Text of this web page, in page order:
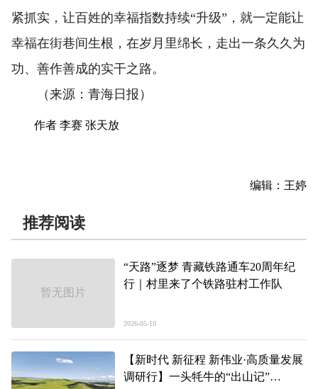
紧抓实，让百姓的幸福指数持续“升级”，就一定能让
幸福在街巷间生根，在岁月里绵长，走出一条久久为
功、善作善成的实干之路。
（来源：青海日报）
作者 李赛 张天放
编辑：王婷
推荐阅读
暂无图片
“天路”逐梦 青藏铁路通车20周年纪
行｜村里来了个铁路驻村工作队
2026-05-10
【新时代 新征程 新伟业·高质量发展
调研行】一头牦牛的“出山记”